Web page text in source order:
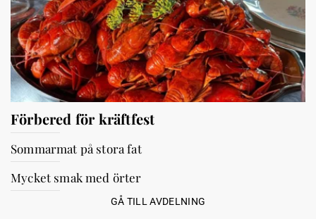
Förbered för kräftfest
Sommarmat på stora fat
Mycket smak med örter
GÅ TILL AVDELNING